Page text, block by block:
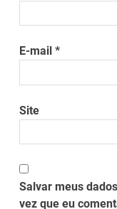
E-mail*
Site
Salvar meus
vez que eu